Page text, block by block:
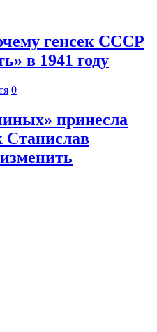
генсек СССР
в 1941 году
0
принесла
Станислав